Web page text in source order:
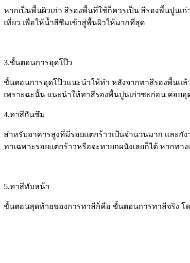
หากเป็นพื้นผิวเก่า สีรองพื้นที่ใช้ก็ควรเป็น สีรองพื้นปูนเ
เที่ยว เพื่อให้น้ำสีซึมเข้าสู่พื้นผิวให้มากที่สุด
3.ขั้นตอนการอุดโป๊ว
ขั้นตอนการอุดโป๊วเเนะนำให้ทำ หลังจากทาสีรองพื้นเเ
เพราะฉะนั้น แนะนำให้ทาสีรองพื้นปูนเก่าซะก่อน ค่อยอุ
4.ทาสีกันซึม
สำหรับอาคารสูงที่มีรอยเเตกร้าวเป้นจำนวนมาก เเละ
ทาเฉพาะรอยเเตกร้าวหรือจะทายกผนังเลยก็ได้ หากทา
5.ทาสีทับหน้า
ขั้นตอนสุดท้ายของการทาสีก็คือ ขั้นตอนการทาสีจริง โ